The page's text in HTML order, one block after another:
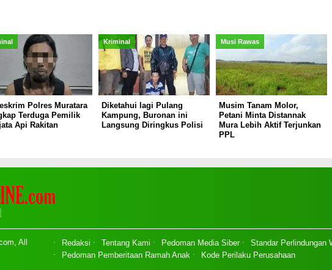
Polres Muratara
Terduga Pemilik
Api Rakitan
Kriminal
Diketahui lagi Pulang
Kampung, Buronan ini
Langsung Diringkus Polisi
Musi Rawas
Musim Tanam Molor,
Petani Minta Distannak
Mura Lebih Aktif Terjunkan
PPL
All
Redaksi Tentang Kami Pedoman Media Siber
Standar Perlindungan
Pedoman Pemberitaan Ramah Anak
Kode Perilaku Perusahaan